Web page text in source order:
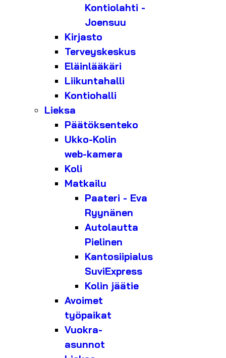
Kontiolahti -
Joensuu
Kirjasto
Terveyskeskus
Eläinlääkäri
Liikuntahalli
Kontiohalli
Lieksa
Päätöksenteko
Ukko-Kolin
web-kamera
Koli
Matkailu
Paateri - Eva
Ryynänen
Autolautta
Pielinen
Kantosiipialus
SuviExpress
Kolin jäätie
Avoimet
työpaikat
Vuokra-
asunnot